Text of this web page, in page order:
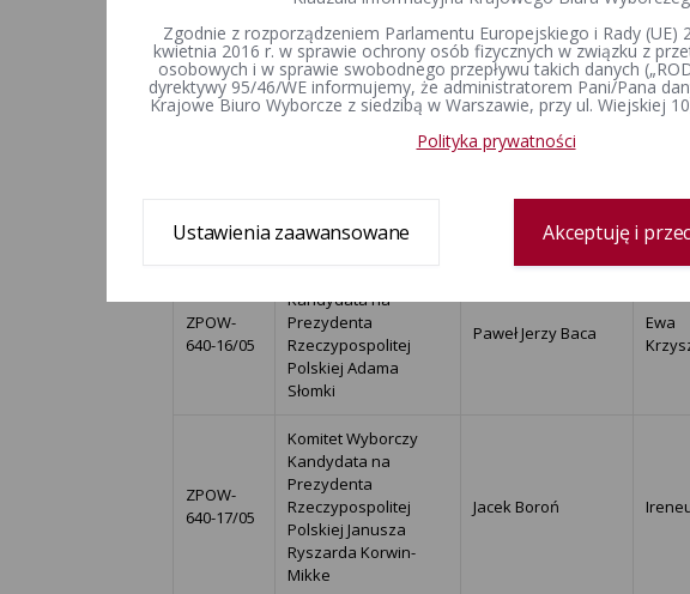
Polskiej Marii
Szyszkowskiej
Czesław Janik
Komitet Wyborczy
Teodory Bochniarz
ZPOW-
640-16/05
Kandydata na
Prezydenta
Rzeczypospolitej
Polskiej Adama
Słomki
Paweł Jerzy Baca
Ewa
ZPOW-
640-17/05
Komitet Wyborczy
Kandydata na
Prezydenta
Rzeczypospolitej
Polskiej Janusza
Ryszarda Korwin-
Mikke
Jacek Boroń
Zgodnie z rozporządzeniem Parlamentu Europejskiego i Rady (UE)
kwietnia 2016 r. w sprawie ochrony osób fizycznych w związku z
osobowych i w sprawie swobodnego przepływu takich danych
dyrektywy 95/46/WE informujemy, że administratorem Pani/Pana
Krajowe Biuro Wyborcze z siedzibą w Warszawie, przy ul. Wiejskiej
Polityka prywatności
Ustawienia zaawansowane Akceptuję i